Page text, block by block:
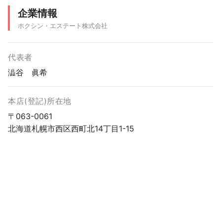
企業情報
ホクシン・エステート株式会社
代表者
澁谷 眞希
本店(登記)所在地
〒063-0061
北海道札幌市西区西町北14丁目1-15